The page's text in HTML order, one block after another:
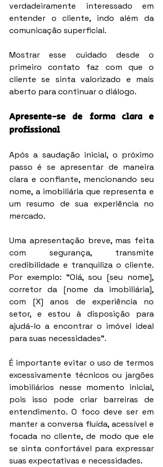
verdadeiramente interessado em
entender o cliente, indo além da
comunicação superficial.
Mostrar esse cuidado desde o
primeiro contato faz com que o
cliente se sinta valorizado e mais
aberto para continuar o diálogo.
Apresente-se de forma clara e
profissional
Após a saudação inicial, o próximo
passo é se apresentar de maneira
clara e confiante, mencionando seu
nome, a imobiliária que representa e
um resumo de sua experiência no
mercado.
Uma apresentação breve, mas feita
com segurança, transmite
credibilidade e tranquiliza o cliente.
Por exemplo: “Olá, sou [seu nome],
corretor da [nome da imobiliária],
com [X] anos de experiência no
setor, e estou à disposição para
ajudá-lo a encontrar o imóvel ideal
para suas necessidades”.
É importante evitar o uso de termos
excessivamente técnicos ou jargões
imobiliários nesse momento inicial,
pois isso pode criar barreiras de
entendimento. O foco deve ser em
manter a conversa fluída, acessível e
focada no cliente, de modo que ele
se sinta confortável para expressar
suas expectativas e necessidades.